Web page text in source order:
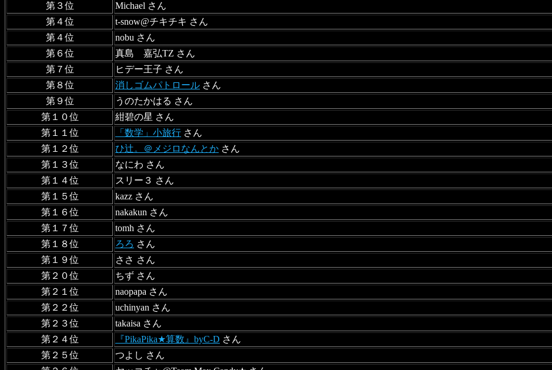
第３位
Michael さん
第４位
t-snow@チキチキ さん
第４位
nobu さん
第６位
真島 嘉弘TZ さん
第７位
ヒデー王子 さん
第８位
消しゴムパトロール さん
第９位
うのたかはる さん
第１０位
紺碧の星 さん
第１１位
「数学」小旅行 さん
第１２位
ひ辻。＠メジロなんとか さん
第１３位
なにわ さん
第１４位
スリー３ さん
第１５位
kazz さん
第１６位
nakakun さん
第１７位
tomh さん
第１８位
ろろ さん
第１９位
ささ さん
第２０位
ちず さん
第２１位
naopapa さん
第２２位
uchinyan さん
第２３位
takaisa さん
第２４位
『PikaPika★算数』byC-D さん
第２５位
つよし さん